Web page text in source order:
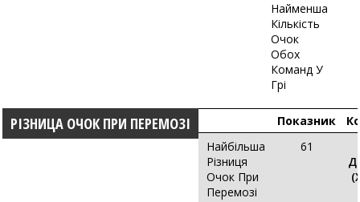
Найменша
Кількість
Очок
Обох
Команд У
Грі
РІЗНИЦА ОЧОК ПРИ ПЕРЕМОЗІ Показник
Найбільша
Різниця
Очок При
Перемозі
61